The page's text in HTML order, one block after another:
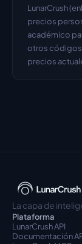
LunarCrush
precios
académico
otros códigos
precios
La capa de
Plataforma
LunarCrush API
Documentación